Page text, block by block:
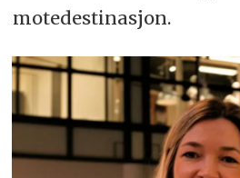
motedestinasjon.